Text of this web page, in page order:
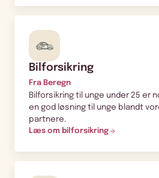
Bilforsikring
Fra Beregn
Bilforsikring til unge under 25 er
en god løsning til unge blandt
partnere.
Læs om bilforsikring